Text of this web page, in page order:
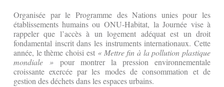
Organisée par le Programme des Nations unies pour les
établissements humains ou ONU-Habitat, la Journée vise à
rappeler que l’accès à un logement adéquat est un droit
fondamental inscrit dans les instruments internationaux. Cette
année, le thème choisi est « Mettre fin à la pollution plastique
mondiale » pour montrer la pression environnementale
croissante exercée par les modes de consommation et de
gestion des déchets dans les espaces urbains.